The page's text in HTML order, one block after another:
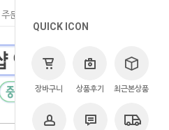
주문
QUICK ICON
장바구니 상품후기 최근본상품